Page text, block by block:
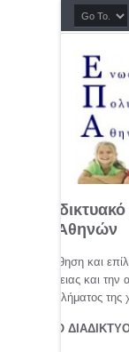
Αθηνών
προώθηση και
οικογένειας και την
προβλήματος της
ΣΤΟ